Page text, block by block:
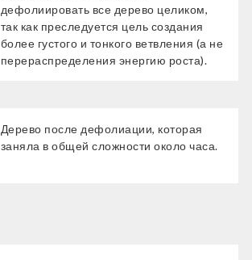
дефолиировать все дерево целиком,
так как преследуется цель создания
более густого и тонкого ветвления (а не
перераспределения энергию роста).
Дерево после дефолиации, которая
заняла в общей сложности около часа.